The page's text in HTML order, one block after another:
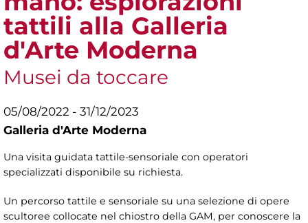
tattili alla Galleria
d'Arte Moderna
Musei da toccare
05/08/2022 - 31/12/2023
Galleria d'Arte Moderna
Una visita guidata tattile-sensoriale con operatori
specializzati disponibile su richiesta.
Un percorso tattile e sensoriale su una selezione di opere
scultoree collocate nel chiostro della GAM, per conoscere la